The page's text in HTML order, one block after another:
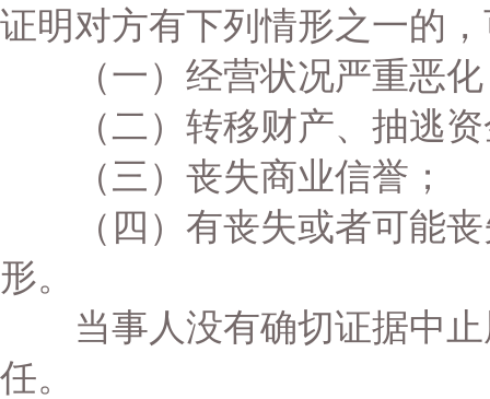
证明对方有下列情形之一的
（一）经营状况严重恶化
（二）转移财产、抽逃资
（三）丧失商业信誉；
（四）有丧失或者可能丧
形。
当事人没有确切证据中止
任。